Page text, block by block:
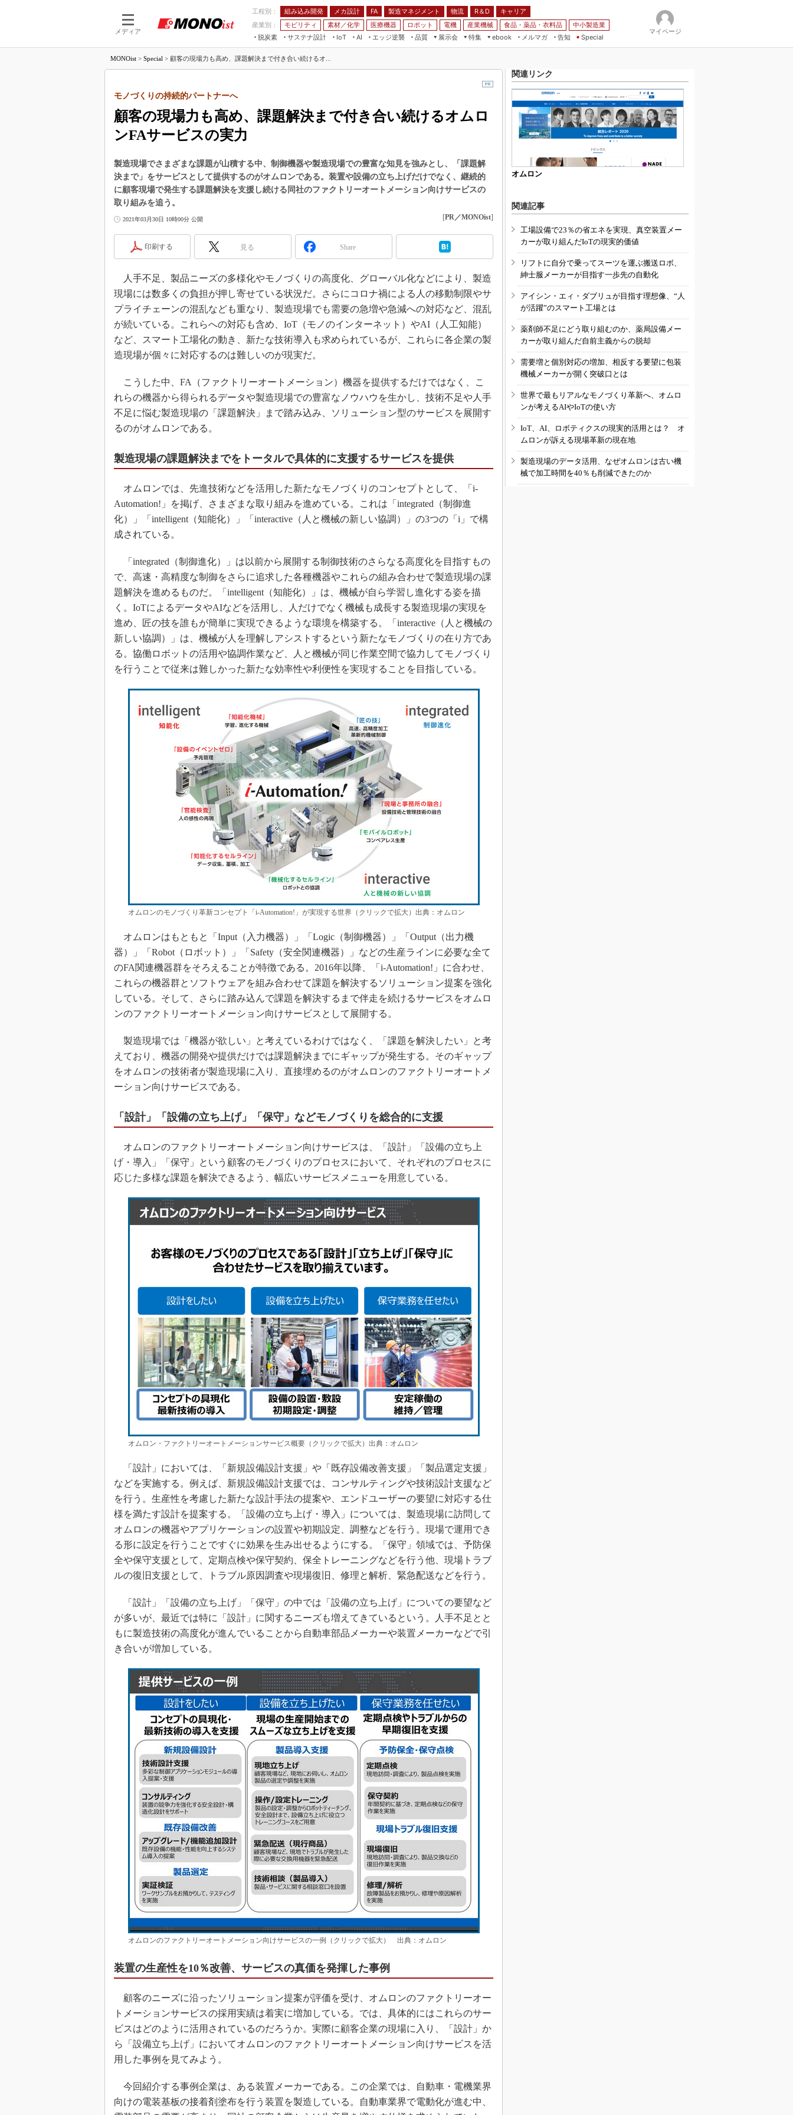
メディア
工程別： 組み込み開発 メカ設計 FA 製造マネジメント 物流 R＆D
キャリア
産業別：
モビリティ 素材／化学 医療機器 ロボット 電機 産業機械 食品・薬品・衣料品
中小製造業
脱炭素
サステナ設計
IoT
つながる工場
AI
AI×設備保全
エッジ逆襲 品質
展示会
JIMTOF
IIFES
TECHNO-FRONTIER
人テク展
AUTOMOTIVE WORLD
産業オープンネット展
特集
つながるクルマ
フィールドサービス
組み込み画像技術
組み込みモデリング
Windows Embedded
無償設計ツール
S＆OP
インダストリー4.0
イノベーション
メイドインジャパン
植物工場
知財マネジメント
グローバル設計・開発
制御セキュリティ
新型コロナへの対応
ebook
メカ設計
モビリティ
メルマガ
告知 Special
マイページ
MONOist > Special > 顧客の現場力も高め、課題解決まで付き合い続けるオ...
顧客の現場力も高め、課題解決まで付き合い続けるオムロ
ンFAサービスの実力
モノづくりの持続的パートナーへ
製造現場でさまざまな課題が山積する中、制御機器や製造現場での豊富な知見を強みとし、「課題解
決まで」をサービスとして提供するのがオムロンである。装置や設備の立ち上げだけでなく、継続的
に顧客現場で発生する課題解決を支援し続ける同社のファクトリーオートメーション向けサービスの
取り組みを追う。
2021年03月30日 10時00分 公開 [PR／MONOist]
印刷する 見る Share
人手不足、製品ニーズの多様化やモノづくりの高度化、グローバル化などにより、製造
現場には数多くの負担が押し寄せている状況だ。さらにコロナ禍による人の移動制限やサ
プライチェーンの混乱なども重なり、製造現場でも需要の急増や急減への対応など、混乱
が続いている。これらへの対応も含め、IoT（モノのインターネット）やAI（人工知能）
など、スマート工場化の動き、新たな技術導入も求められているが、これらに各企業の製
造現場が個々に対応するのは難しいのが現実だ。
こうした中、FA（ファクトリーオートメーション）機器を提供するだけではなく、こ
れらの機器から得られるデータや製造現場での豊富なノウハウを生かし、技術不足や人手
不足に悩む製造現場の「課題解決」まで踏み込み、ソリューション型のサービスを展開す
るのがオムロンである。
製造現場の課題解決までをトータルで具体的に支援するサービスを提供
オムロンでは、先進技術などを活用した新たなモノづくりのコンセプトとして、「i-
Automation!」を掲げ、さまざまな取り組みを進めている。これは「integrated（制御進
化）」「intelligent（知能化）」「interactive（人と機械の新しい協調）」の3つの「i」で構
成されている。
「integrated（制御進化）」は以前から展開する制御技術のさらなる高度化を目指すもの
で、高速・高精度な制御をさらに追求した各種機器やこれらの組み合わせで製造現場の課
題解決を進めるものだ。「intelligent（知能化）」は、機械が自ら学習し進化する姿を描
く。IoTによるデータやAIなどを活用し、人だけでなく機械も成長する製造現場の実現を
進め、匠の技を誰もが簡単に実現できるような環境を構築する。「interactive（人と機械の
新しい協調）」は、機械が人を理解しアシストするという新たなモノづくりの在り方であ
る。協働ロボットの活用や協調作業など、人と機械が同じ作業空間で協力してモノづくり
を行うことで従来は難しかった新たな効率性や利便性を実現することを目指している。
オムロンのモノづくり革新コンセプト「i-Automation!」が実現する世界（クリックで拡大）出典：オムロン
オムロンはもともと「Input（入力機器）」「Logic（制御機器）」「Output（出力機
器）」「Robot（ロボット）」「Safety（安全関連機器）」などの生産ラインに必要な全て
のFA関連機器群をそろえることが特徴である。2016年以降、「i-Automation!」に合わせ、
これらの機器群とソフトウェアを組み合わせて課題を解決するソリューション提案を強化
している。そして、さらに踏み込んで課題を解決するまで伴走を続けるサービスをオムロ
ンのファクトリーオートメーション向けサービスとして展開する。
製造現場では「機器が欲しい」と考えているわけではなく、「課題を解決したい」と考
えており、機器の開発や提供だけでは課題解決までにギャップが発生する。そのギャップ
をオムロンの技術者が製造現場に入り、直接埋めるのがオムロンのファクトリーオートメ
ーション向けサービスである。
「設計」「設備の立ち上げ」「保守」などモノづくりを総合的に支援
オムロンのファクトリーオートメーション向けサービスは、「設計」「設備の立ち上
げ・導入」「保守」という顧客のモノづくりのプロセスにおいて、それぞれのプロセスに
応じた多様な課題を解決できるよう、幅広いサービスメニューを用意している。
オムロン・ファクトリーオートメーションサービス概要（クリックで拡大）出典：オムロン
「設計」においては、「新規設備設計支援」や「既存設備改善支援」「製品選定支援」
などを実施する。例えば、新規設備設計支援では、コンサルティングや技術設計支援など
を行う。生産性を考慮した新たな設計手法の提案や、エンドユーザーの要望に対応する仕
様を満たす設計を提案する。「設備の立ち上げ・導入」については、製造現場に訪問して
オムロンの機器やアプリケーションの設置や初期設定、調整などを行う。現場で運用でき
る形に設定を行うことですぐに効果を生み出せるようにする。「保守」領域では、予防保
全や保守支援として、定期点検や保守契約、保全トレーニングなどを行う他、現場トラブ
ルの復旧支援として、トラブル原因調査や現場復旧、修理と解析、緊急配送などを行う。
「設計」「設備の立ち上げ」「保守」の中では「設備の立ち上げ」についての要望など
が多いが、最近では特に「設計」に関するニーズも増えてきているという。人手不足とと
もに製造技術の高度化が進んでいることから自動車部品メーカーや装置メーカーなどで引
き合いが増加している。
オムロンのファクトリーオートメーション向けサービスの一例（クリックで拡大） 出典：オムロン
装置の生産性を10％改善、サービスの真価を発揮した事例
顧客のニーズに沿ったソリューション提案が評価を受け、オムロンのファクトリーオー
トメーションサービスの採用実績は着実に増加している。では、具体的にはこれらのサー
ビスはどのように活用されているのだろうか。実際に顧客企業の現場に入り、「設計」か
ら「設備立ち上げ」においてオムロンのファクトリーオートメーション向けサービスを活
用した事例を見てみよう。
今回紹介する事例企業は、ある装置メーカーである。この企業では、自動車・電機業界
向けの電装基板の接着剤塗布を行う装置を製造している。自動車業界で電動化が進む中、
関連リンク
オムロン
関連記事
工場設備で23％の省エネを実現、真空装置メー
カーが取り組んだIoTの現実的価値
リフトに自分で乗ってスーツを運ぶ搬送ロボ、
紳士服メーカーが目指す一歩先の自動化
アイシン・エィ・ダブリュが目指す理想像、“人
が活躍”のスマート工場とは
薬剤師不足にどう取り組むのか、薬局設備メー
カーが取り組んだ自前主義からの脱却
需要増と個別対応の増加、相反する要望に包装
機械メーカーが開く突破口とは
世界で最もリアルなモノづくり革新へ、オムロ
ンが考えるAIやIoTの使い方
IoT、AI、ロボティクスの現実的活用とは？ オ
ムロンが訴える現場革新の現在地
製造現場のデータ活用、なぜオムロンは古い機
械で加工時間を40％も削減できたのか